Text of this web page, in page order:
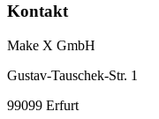
Kontakt
Make X GmbH
Gustav-Tauschek-Str. 1
99099 Erfurt